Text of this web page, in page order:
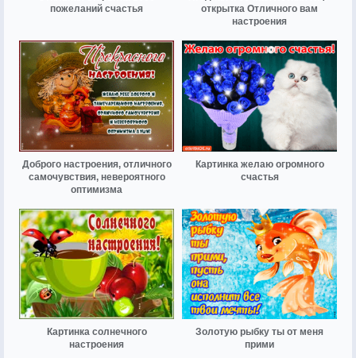
пожеланий счастья
открытка Отличного вам
настроения
Доброго настроения, отличного
самочувствия, невероятного
оптимизма
Картинка желаю огромного
счастья
Картинка солнечного
настроения
Золотую рыбку ты от меня
прими